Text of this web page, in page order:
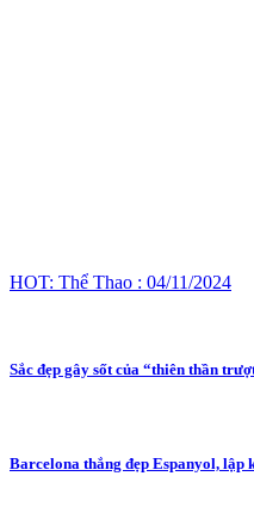
HOT: Thể Thao : 04/11/2024
Sắc đẹp gây sốt của “thiên thần
Barcelona thắng đẹp Espanyol, lập